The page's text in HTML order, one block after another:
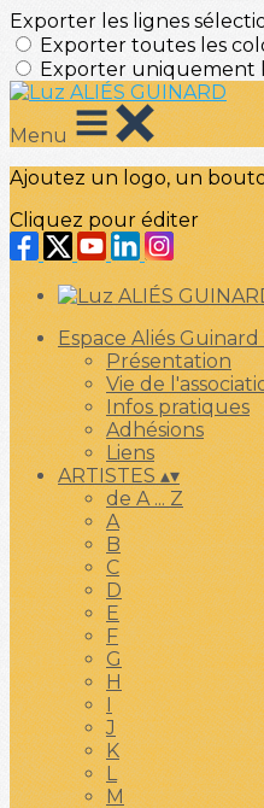
Exporter les lignes
Exporter toutes les
Exporter uniquement
Menu
Ajoutez un logo, un
Cliquez pour éditer
Espace Aliés
Présentation
Vie de
Infos pratiques
Adhésions
Liens
ARTISTES▴▾
de A ... Z
A
B
C
D
E
F
G
H
I
J
K
L
M